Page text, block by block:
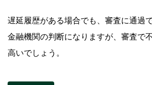
遅延履歴がある場合でも、審査に通過
金融機関の判断になりますが、審査で
高いでしょう。